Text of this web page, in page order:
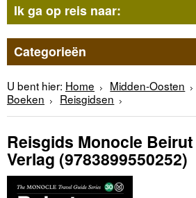
Ik ga op reis naar:
Categorieën
U bent hier: Home Midden-Oosten
Boeken
Reisgidsen
Reisgids Monocle
Verlag (9783899550252)